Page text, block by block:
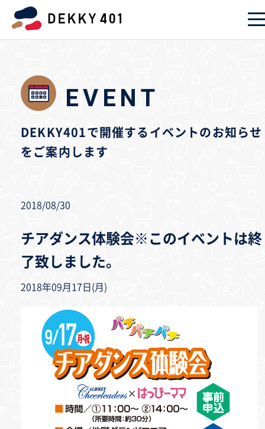
EVENT
DEKKY401で開催するイベントのお知らせ
をご案内します
2018/08/30
チアダンス体験会※このイベントは終
了致しました。
2018年09月17日(月)